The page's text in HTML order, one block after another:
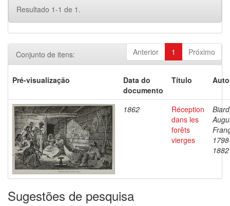
Resultado 1-1 de 1.
Anterior 1 Próximo
Conjunto de itens:
Pré-visualização
Data do
documento
Título
1862
Réception
dans les
forêts
vierges
1882
Sugestões de pesquisa